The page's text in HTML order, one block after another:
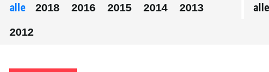
alle 2018 2016 2015 2014 2013
2012
alle